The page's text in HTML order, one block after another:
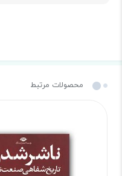
محصولات مرتبط